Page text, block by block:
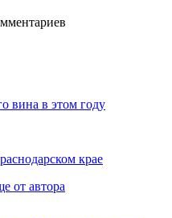
вина в этом году
крае
от автора